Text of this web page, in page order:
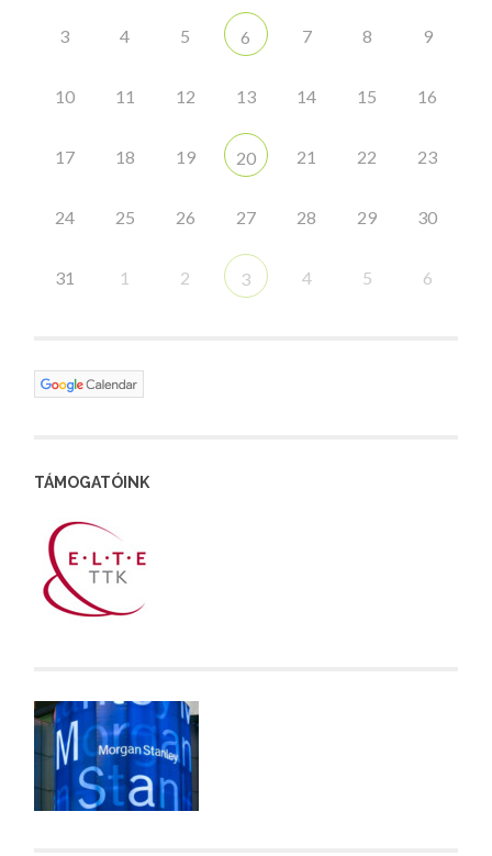
3 4 5 6 7 8 9
10 11 12 13 14 15 16
17 18 19 20 21 22 23
24 25 26 27 28 29 30
31 1 2 3 4 5 6
TÁMOGATÓINK